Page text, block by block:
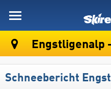
Engstligenalp
Schneebericht